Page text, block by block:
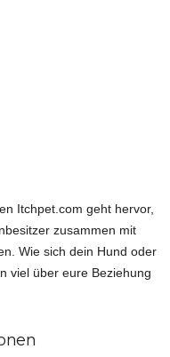
Itchpet.com geht hervor,
zusammen mit
Wie sich dein Hund oder
viel über eure Beziehung